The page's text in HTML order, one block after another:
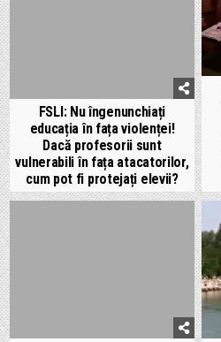
FSLI: Nu îngenunchiați
educația în fața violenței!
Dacă profesorii sunt
vulnerabili în fața atacatorilor,
cum pot fi protejați elevii?